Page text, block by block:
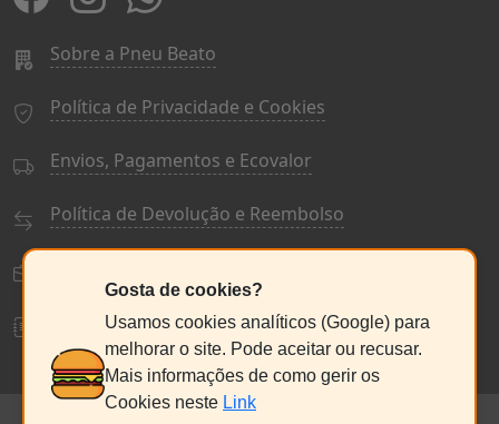
Sobre a Pneu Beato
Política de Privacidade e Cookies
Envios, Pagamentos e Ecovalor
Política de Devolução e Reembolso
Livro de Reclamações
Gosta de cookies?
Usamos cookies analíticos (Google) para
melhorar o site. Pode aceitar ou recusar.
Mais informações de como gerir os
Cookies neste Link